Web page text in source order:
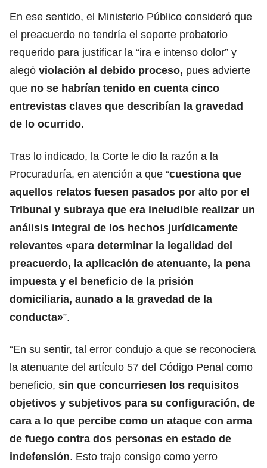
En ese sentido, el Ministerio Público consideró que
el preacuerdo no tendría el soporte probatorio
requerido para justificar la “ira e intenso dolor” y
alegó violación al debido proceso, pues advierte
que no se habrían tenido en cuenta cinco
entrevistas claves que describían la gravedad
de lo ocurrido.
Tras lo indicado, la Corte le dio la razón a la
Procuraduría, en atención a que “cuestiona que
aquellos relatos fuesen pasados por alto por el
Tribunal y subraya que era ineludible realizar un
análisis integral de los hechos jurídicamente
relevantes «para determinar la legalidad del
preacuerdo, la aplicación de atenuante, la pena
impuesta y el beneficio de la prisión
domiciliaria, aunado a la gravedad de la
conducta»”.
“En su sentir, tal error condujo a que se reconociera
la atenuante del artículo 57 del Código Penal como
beneficio, sin que concurriesen los requisitos
objetivos y subjetivos para su configuración, de
cara a lo que percibe como un ataque con arma
de fuego contra dos personas en estado de
indefensión. Esto trajo consigo como yerro